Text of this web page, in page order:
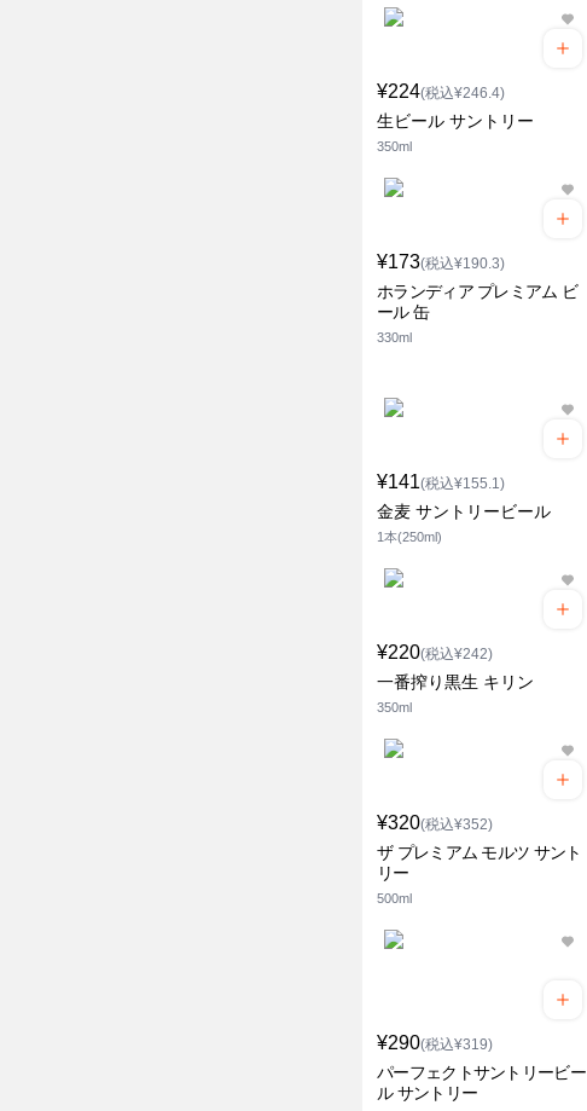
¥224(税込¥246.4)
生ビール サントリー
350ml
¥173(税込¥190.3)
ホランディア プレミアム ビ
ール 缶
330ml
¥141(税込¥155.1)
金麦 サントリービール
1本(250ml)
¥220(税込¥242)
一番搾り黒生 キリン
350ml
¥320(税込¥352)
ザ プレミアム モルツ サント
リー
500ml
¥290(税込¥319)
パーフェクトサントリービー
ル サントリー